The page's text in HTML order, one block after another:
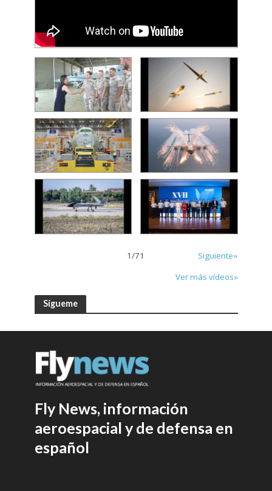
1/71
Siguiente»
Ver más vídeos»
Sígueme
Fly News, información
aeroespacial y de defensa en
español